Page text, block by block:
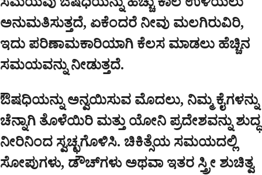
ಅನುಮತಿಸುತ್ತದೆ, ಏಕೆಂದರೆ ನೀವು ಮಲಗಿರುವಿರಿ,
ಇದು ಪರಿಣಾಮಕಾರಿಯಾಗಿ ಕೆಲಸ ಮಾಡಲು ಹೆಚ್ಚಿನ
ಸಮಯವನ್ನು ನೀಡುತ್ತದೆ.
ಔಷಧಿಯನ್ನು ಅನ್ವಯಿಸುವ ಮೊದಲು, ನಿಮ್ಮ ಕೈಗಳನ್ನು
ಚೆನ್ನಾಗಿ ತೊಳೆಯಿರಿ ಮತ್ತು ಯೋನಿ ಪ್ರದೇಶವನ್ನು ಶುದ್ಧ
ನೀರಿನಿಂದ ಸ್ವಚ್ಛಗೊಳಿಸಿ. ಚಿಕಿತ್ಸೆಯ ಸಮಯದಲ್ಲಿ
ಸೋಪುಗಳು, ಡೌಚ್‌ಗಳು ಅಥವಾ ಇತರ ಸ್ತ್ರೀ ಶುಚಿತ್ವ